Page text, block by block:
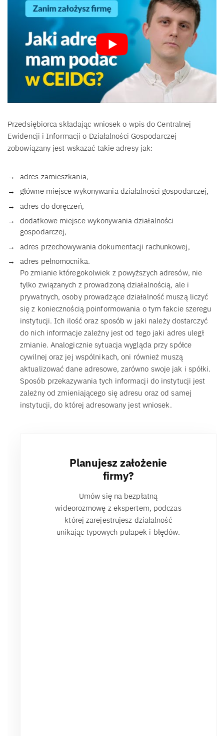
Przedsiębiorca składając wniosek o wpis do Centralnej
Ewidencji i Informacji o Działalności Gospodarczej
zobowiązany jest wskazać takie adresy jak:
adres zamieszkania,
główne miejsce wykonywania działalności gospodarczej,
adres do doręczeń,
dodatkowe miejsce wykonywania działalności
gospodarczej,
adres przechowywania dokumentacji rachunkowej,
adres pełnomocnika.
Po zmianie któregokolwiek z powyższych adresów, nie
tylko związanych z prowadzoną działalnością, ale i
prywatnych, osoby prowadzące działalność muszą liczyć
się z koniecznością poinformowania o tym fakcie szeregu
instytucji. Ich ilość oraz sposób w jaki należy dostarczyć
do nich informacje zależny jest od tego jaki adres uległ
zmianie. Analogicznie sytuacja wygląda przy spółce
cywilnej oraz jej wspólnikach, oni również muszą
aktualizować dane adresowe, zarówno swoje jak i spółki.
Sposób przekazywania tych informacji do instytucji jest
zależny od zmieniającego się adresu oraz od samej
instytucji, do której adresowany jest wniosek.
Planujesz założenie
firmy?
Umów się na bezpłatną
wideorozmowę z ekspertem, podczas
której zarejestrujesz działalność
unikając typowych pułapek i błędów.